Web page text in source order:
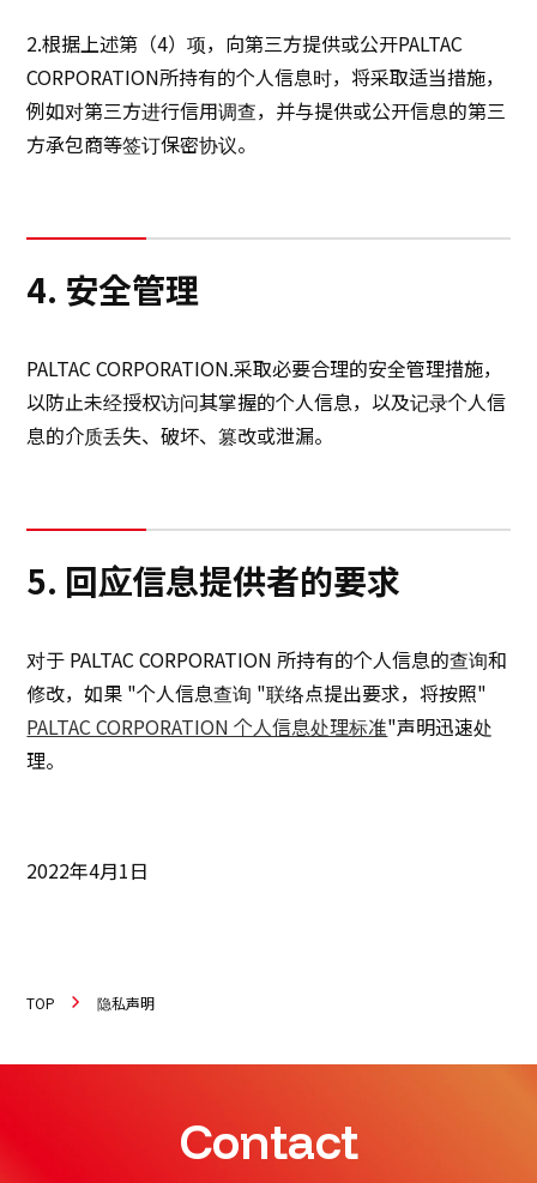
2.根据上述第（4）项，向第三方提供或公开PALTAC
CORPORATION所持有的个人信息时，将采取适当措施，
例如对第三方进行信用调查，并与提供或公开信息的第三
方承包商等签订保密协议。
4. 安全管理
PALTAC CORPORATION.采取必要合理的安全管理措施，
以防止未经授权访问其掌握的个人信息，以及记录个人信
息的介质丢失、破坏、篡改或泄漏。
5. 回应信息提供者的要求
对于 PALTAC CORPORATION 所持有的个人信息的查询和
修改，如果 "个人信息查询 "联络点提出要求，将按照"
PALTAC CORPORATION 个人信息处理标准"声明迅速处
理。
2022年4月1日
TOP 隐私声明
Contact